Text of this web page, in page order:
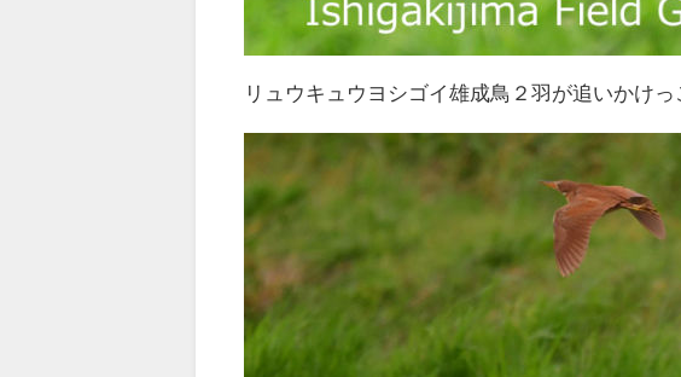
リュウキュウヨシゴイ雄成鳥２羽が追いかけっ